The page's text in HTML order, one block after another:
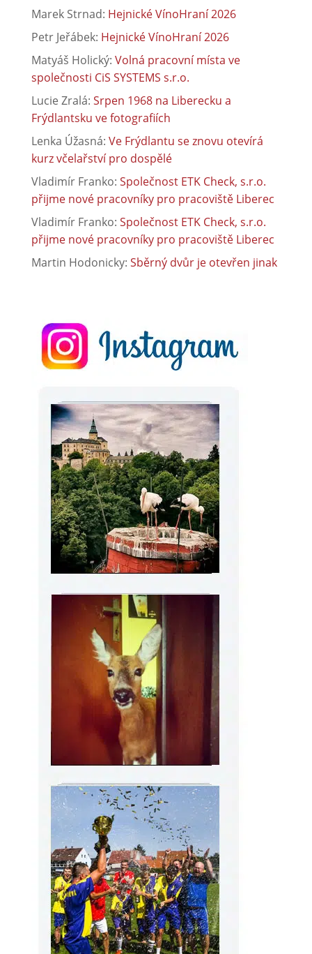
Marek Strnad: Hejnické VínoHraní 2026
Petr Jeřábek: Hejnické VínoHraní 2026
Matyáš Holický: Volná pracovní místa ve
společnosti CiS SYSTEMS s.r.o.
Lucie Zralá: Srpen 1968 na Liberecku a
Frýdlantsku ve fotografiích
Lenka Úžasná: Ve Frýdlantu se znovu otevírá
kurz včelařství pro dospělé
Vladimír Franko: Společnost ETK Check, s.r.o.
přijme nové pracovníky pro pracoviště Liberec
Vladimír Franko: Společnost ETK Check, s.r.o.
přijme nové pracovníky pro pracoviště Liberec
Martin Hodonicky: Sběrný dvůr je otevřen jinak